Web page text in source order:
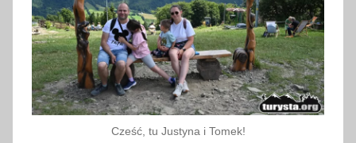
Cześć, tu Justyna i Tomek!